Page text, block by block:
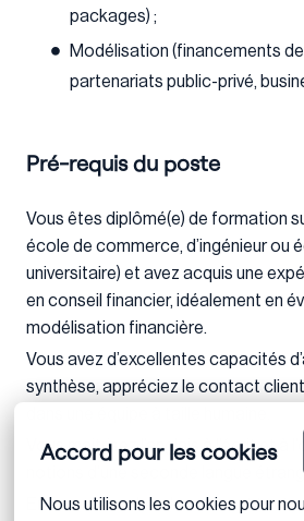
Accord pour les cookies
Nous utilisons les cookies pour
packages) ;
Modélisation (financements
partenariats public-privé,
Pré-requis du poste
Vous êtes diplômé(e) de formation
école de commerce, d’ingénieur ou
universitaire) et avez acquis une
en conseil financier, idéalement en
modélisation financière.
Vous avez d’excellentes capacités
synthèse, appréciez le contact
Vous maitrisez l’anglais à l’écrit et à
notions d’une seconde langue
Enfin, nous recherchons avant tout